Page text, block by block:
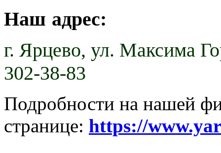
Наш адрес:
г. Ярцево, ул. Максима
302-38-83
Подробности на нашей
странице: https://